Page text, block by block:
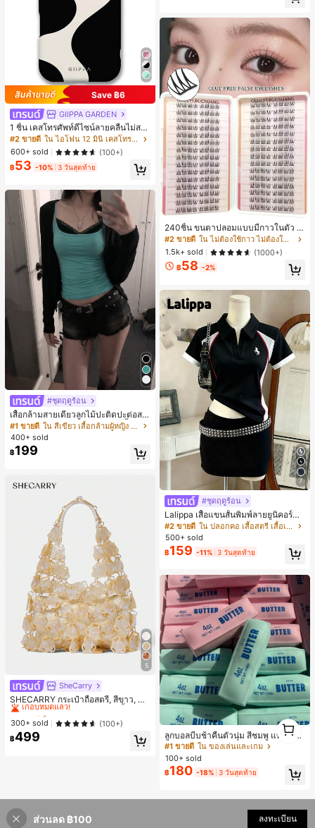
Save ฿6
GIIPPA GARDEN
1 ชิ้น เคสโทรศัพท์ดีไซน์ลายคลื่นไม่สม
มาตรสำหรับ Phone 17 Pro Max, เหม
าะสำหรับ Phone 16 Pro Max, 15 Pro
Max, 14 Pro Max, เคสโทรศัพท์สไตล์เ
กาหลีและน่าสนใจ, เข้ากันได้กับ 11/12/
13/14/15/16 Pro Max Plus, ดีไซน์หรู
ขวัญในอุดมคติสำหรับคริสต์มาส, วันว
าเลนไทน์, อีสเตอร์, ฤดูแต่งงานและวันเ
กิดสำหรับแฟนสาว
#2 ขายดี
ใน ไอโฟน 12 มินิ เคสโทรศัพท์แฟชั่น
600+ sold
(100+)
฿53 -10% 3 วันสุดท้าย
#ชุดฤดูร้อน
เสื้อกล้ามสายเดี่ยวลูกไม้ปะติดปะต่อสไ
ตล์เกาหลี, สุนทรียศาสตร์ Y2K, เสื้อผ้าส
ตรีทแวร์ลำลองฤดูร้อน
#1 ขายดี
ใน สีเขียว เสื้อกล้ามผู้หญิง & Camis
400+ sold
฿199
5
SheCarry
SHECARRY กระเป๋าถือสตรี, สีขาว, แฟ
ชั่น, สง่างาม, วันหยุด, งานปาร์ตี้
#1 ขายดี
เกือบหมดแล้ว!
#1 ขายดี
เกือบหมดแล้ว!
#1 ขายดี
เกือบหมดแล้ว!
#1 ขายดี
ใน บรรยากาศฤดูร้อน กระเป๋าหูหิ้วด้านบนผู้หญิง
300+ sold (100+)
฿499
240ชิ้น ขนตาปลอมแบบมีกาวในตัว C
-Curl, ธรรมชาติ สำหรับใช้ในชีวิตประ
จำวันและโอกาสพิเศษ, เหมาะสำหรับผู้เ
ริ่มต้น DIY, ไม่เสียหาย ใช้งานง่าย, ติด
ทนนาน เหมาะสำหรับงานปาร์ตี้, ถ่ายภ
#2 ขายดี
ใน ไม่ต้องใช้กาว ไม่ต้องใช้น้ำยาถอด ขนตาแต่ละเส้น
1.5k+ sold
(1000+)
฿58 -2%
7
#ชุดฤดูร้อน
Lalippa เสื้อแขนสั้นพิมพ์ลายยูนิคอร์นล
ายทางสีตัดกันสำหรับผู้หญิง สไตล์วิทย
าลัย
#2 ขายดี
ใน ปลอกคอ เสื้อสตรี เสื้อเบลาส์ & Tee
500+ sold
฿159 -11% 3 วันสุดท้าย
ลูกบอลบีบช้าคืนตัวนุ่ม สีชมพู แท่งเนย
บีบคลายเครียด นุ่มยืดหยุ่น ของเล่นบีบ
4 ออนซ์ ของเล่นเกลือ เหมาะสำหรับขอ
งขวัญวันหยุด ของขวัญสนุกและน่ารัก
ของขวัญวันเกิด ของขวัญอีสเตอร์ ของ
ขวัญฮาโลวีน ของขวัญคริสต์มาส ของข
งเล่นสำหรับผู้ใหญ่ ผู้หญิง สกวิชชี่กรอบ
สกวิชชี่เนยกรอบ บีบ ลูกบอลสลัชชี่
#1 ขายดี ใน ของเล่นและเกม
100+ sold
฿180 -18% 3 วันสุดท้าย
1
ส่วนลด ฿100 ลงทะเบียน